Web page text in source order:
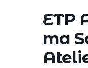
ETP
ma